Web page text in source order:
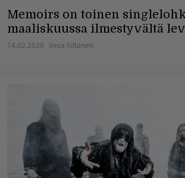
Memoirs on toinen
maaliskuussa ilmestyvältä
14.02.2020 Vesa Siltanen